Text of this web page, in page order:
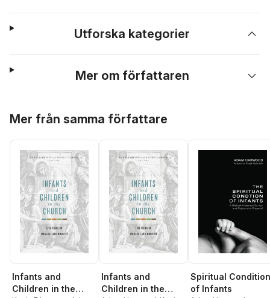
Utforska kategorier
Mer om författaren
Mer från samma författare
Infants and
Children in the
Infants and
Children in the
Spiritual Condition
of Infants